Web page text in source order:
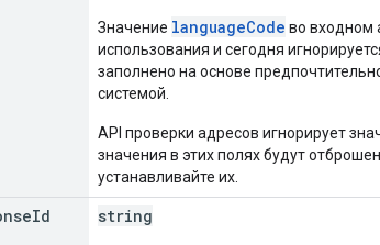
Значение languageCode во входном
использования и сегодня
заполнено на основе
системой.
API проверки адресов игнорирует
значения в этих полях будут
устанавливайте их.
Id string